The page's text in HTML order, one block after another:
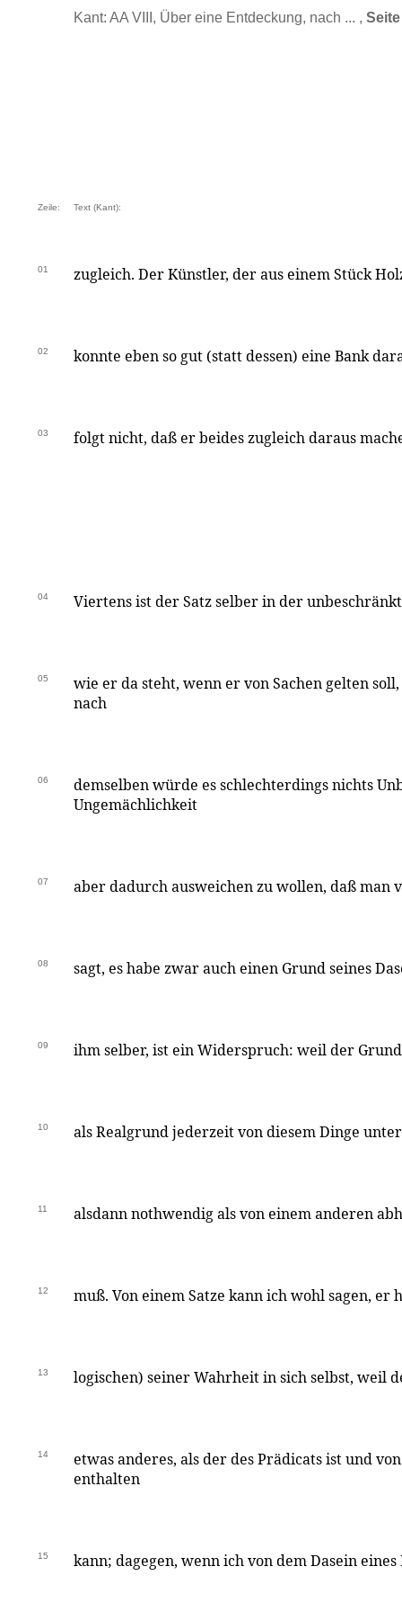
Kant: AA VIII, Über eine Entdeckung, nach ... ,
Zeile: Text (Kant):
01 zugleich. Der Künstler, der aus einem Stück
02 konnte eben so gut (statt dessen) eine Bank
03 folgt nicht, daß er beides zugleich daraus
04 Viertens ist der Satz selber in der
05
wie er da steht, wenn er von Sachen gelten
nach
06
demselben würde es schlechterdings nichts
Ungemächlichkeit
07 aber dadurch ausweichen zu wollen, daß man
08 sagt, es habe zwar auch einen Grund seines
09 ihm selber, ist ein Widerspruch: weil der Grund
10 als Realgrund jederzeit von diesem Dinge
11 alsdann nothwendig als von einem anderen
12 muß. Von einem Satze kann ich wohl sagen, er
13 logischen) seiner Wahrheit in sich selbst, weil
14
etwas anderes, als der des Prädicats ist und
enthalten
15 kann; dagegen, wenn ich von dem Dasein